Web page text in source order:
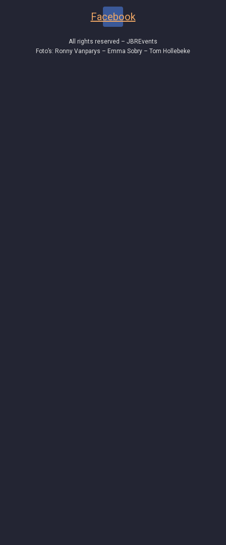
Facebook
All rights reserved – JBREvents
Foto’s: Ronny Vanparys – Emma Sobry – Tom Hollebeke